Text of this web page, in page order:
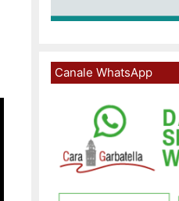
Canale WhatsApp